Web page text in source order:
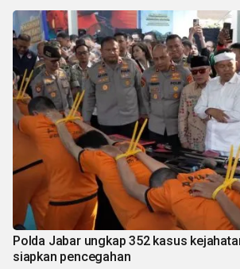
Polda Jabar ungkap 352 kasus
siapkan pencegahan